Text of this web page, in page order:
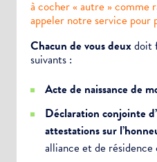
à cocher « autre » comme
appeler notre service pour
Chacun de vous deuxdoit
suivants :
Acte de naissance de
Déclaration conjointe
attestations sur
alliance et de résidence